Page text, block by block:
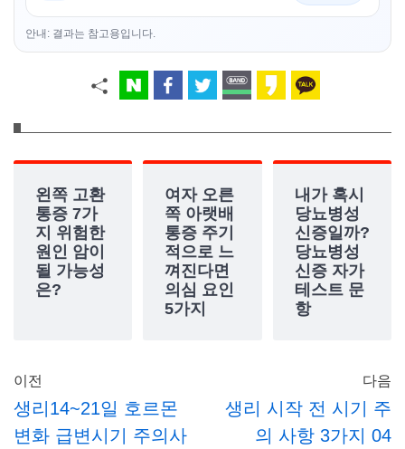
안내: 결과는 참고용입니다.
왼쪽 고환
통증 7가
지 위험한
원인 암이
될 가능성
은?
여자 오른
쪽 아랫배
통증 주기
적으로 느
껴진다면
의심 요인
5가지
내가 혹시
당뇨병성
신증일까?
당뇨병성
신증 자가
테스트 문
항
이전
생리14~21일 호르몬
변화 급변시기 주의사
다음
생리 시작 전 시기 주
의 사항 3가지 04